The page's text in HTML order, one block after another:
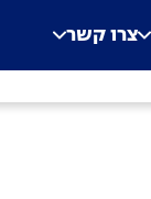
צרו קשר